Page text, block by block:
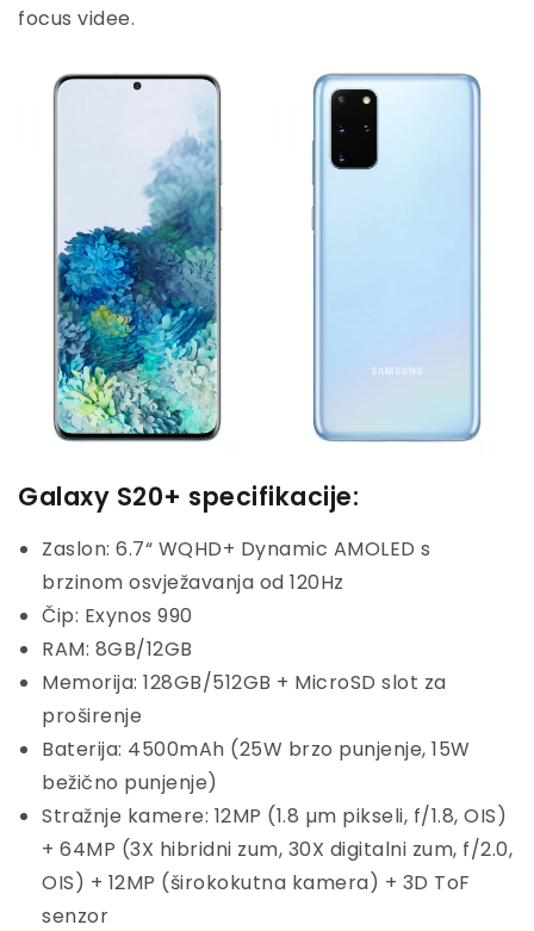
focus videe.
Galaxy S20+ specifikacije:
Zaslon: 6.7“ WQHD+ Dynamic AMOLED s
brzinom osvježavanja od 120Hz
Čip: Exynos 990
RAM: 8GB/12GB
Memorija: 128GB/512GB + MicroSD slot za
proširenje
Baterija: 4500mAh (25W brzo punjenje, 15W
bežično punjenje)
Stražnje kamere: 12MP (1.8 µm pikseli, f/1.8, OIS)
+ 64MP (3X hibridni zum, 30X digitalni zum, f/2.0,
OIS) + 12MP (širokokutna kamera) + 3D ToF
senzor